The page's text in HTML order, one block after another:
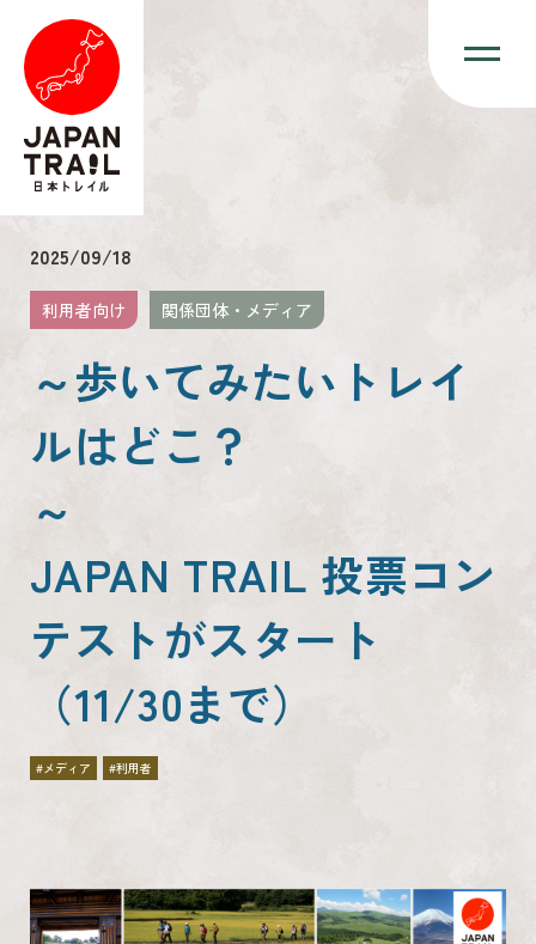
2025/09/18
利用者向け 関係団体・メディア
～歩いてみたいトレイ
ルはどこ？
～
JAPAN TRAIL 投票コン
テストがスタート
（11/30まで）
#メディア #利用者